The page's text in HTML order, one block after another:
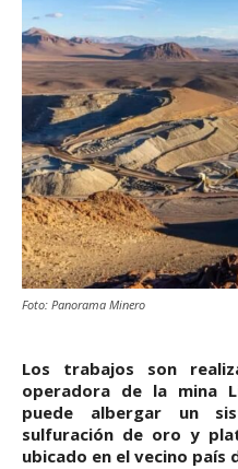
Foto: Panorama Minero
Los trabajos son
operadora de la mina
puede albergar un
sulfuración de oro y
ubicado en el vecino país